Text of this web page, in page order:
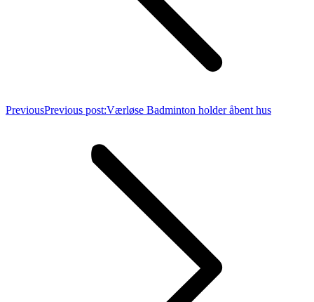
PreviousPrevious post:Værløse Badminton holder åbent hus